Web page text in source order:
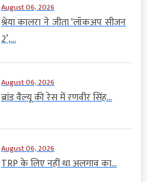
August 06, 2026
श्रेया कालरा ने जीता ‘लॉकअप सीजन
2’,...
August 06, 2026
ब्रांड वैल्यू की रेस में रणवीर सिंह...
August 06, 2026
TRP के लिए नहीं था अलगाव का...